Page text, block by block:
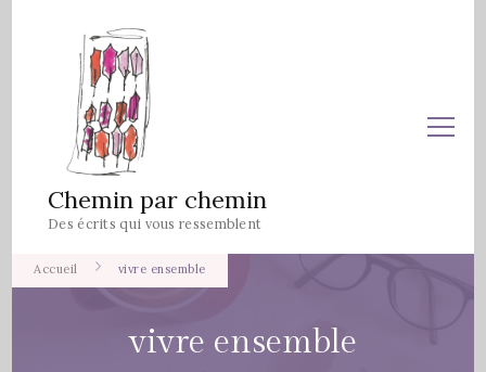
Chemin par chemin
Des écrits qui vous ressemblent
Accueil vivre ensemble
vivre ensemble